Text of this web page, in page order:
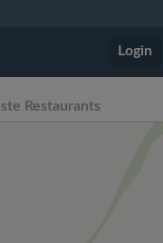
Login
Restaurants